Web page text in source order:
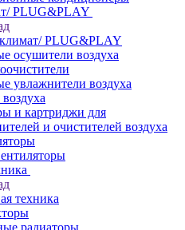
PLUG&PLAY
PLUG&PLAY
осушители воздуха
увлажнители воздуха
и картриджи для
и очистителей воздуха
техника
радиаторы